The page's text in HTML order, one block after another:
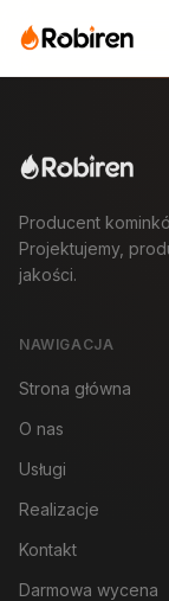
Producent
Projektujemy,
jakości.
NAWIGACJA
Strona główna
O nas
Usługi
Realizacje
Kontakt
Darmowa wycena